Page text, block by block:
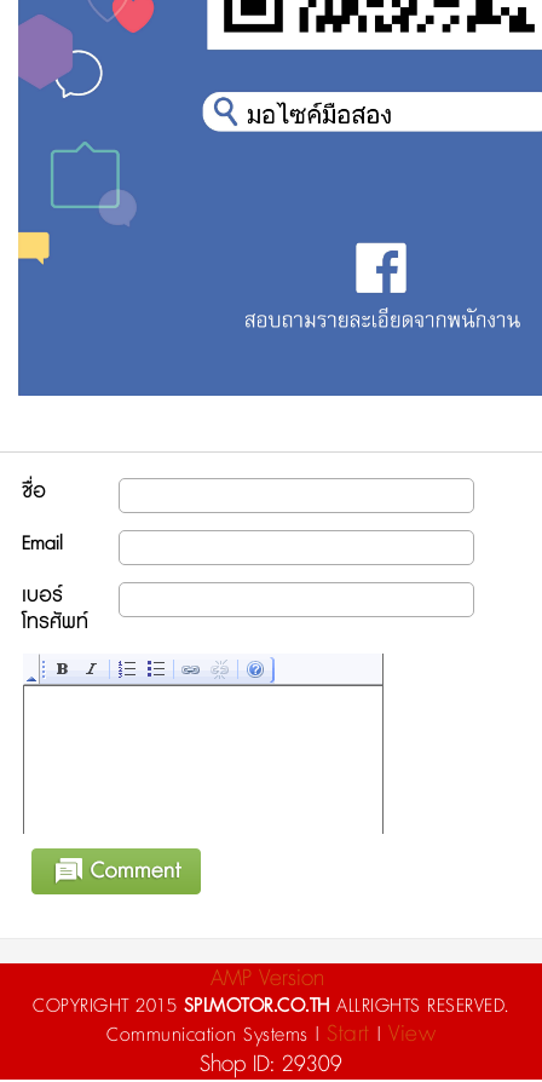
ชื่อ
Email
เบอร์
โทรศัพท์
AMP Version
COPYRIGHT 2015 SPLMOTOR.CO.THALLRIGHTS RESERVED.
Communication Systems | Start | View
Shop ID: 29309